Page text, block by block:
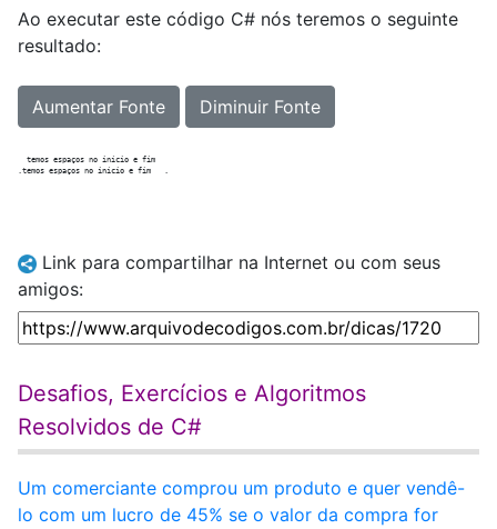
Ao executar este código C# nós teremos o seguinte
resultado:
Aumentar Fonte Diminuir Fonte
  temos espaços no início e fim
Link para compartilhar na Internet ou com seus
amigos:
Desafios, Exercícios e Algoritmos
Resolvidos de C#
Um comerciante comprou um produto e quer vendê-
lo com um lucro de 45% se o valor da compra for